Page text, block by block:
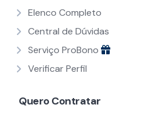
Elenco Completo
Central de Dúvidas
Serviço ProBono
Verificar Perfil
Quero Contratar